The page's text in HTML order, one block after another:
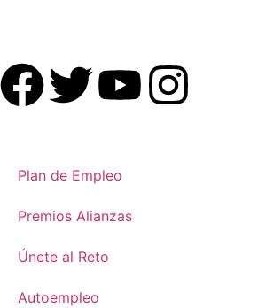
Plan de Empleo
Premios Alianzas
Únete al Reto
Autoempleo